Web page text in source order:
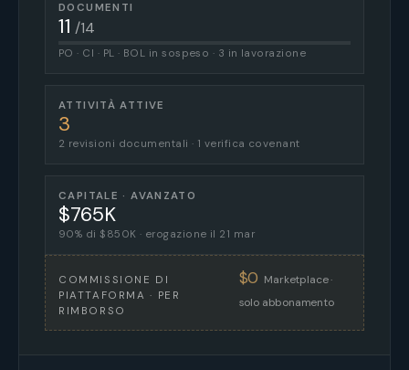
DOCUMENTI
11 /14
PO · CI · PL · BOL in sospeso · 3 in lavorazione
ATTIVITÀ ATTIVE
3
2 revisioni documentali · 1 verifica covenant
CAPITALE · AVANZATO
$765K
90% di $850K · erogazione il 21 mar
COMMISSIONE DI
PIATTAFORMA · PER
RIMBORSO
$0 Marketplace ·
solo abbonamento